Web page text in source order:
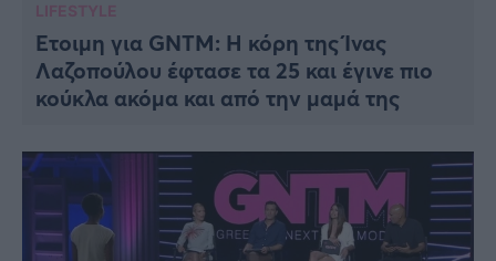
LIFESTYLE
Έτοιμη για GNTM: Η κόρη της Ίνας
Λαζοπούλου έφτασε τα 25 και έγινε πιο
κούκλα ακόμα και από την μαμά της